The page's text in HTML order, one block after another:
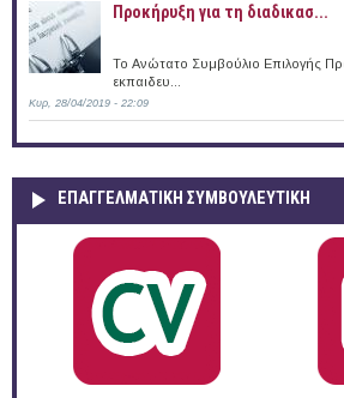
Προκήρυξη για τη διαδικασ...
Το Ανώτατο Συμβούλιο Επιλογής
εκπαιδευ...
Κυρ, 28/04/2019 - 22:09
ΕΠΑΓΓΕΛΜΑΤΙΚΉ ΣΥΜΒΟΥΛΕΥΤΙΚΉ